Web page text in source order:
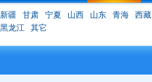
新疆 甘肃 宁夏 山西 山东 青海 西藏
黑龙江 其它